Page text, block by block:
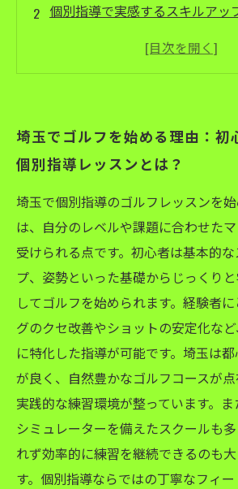
個別指導で実感するスキルアッ
備がもたらす学びの場
初めてのステップから上級者へ
個別指導でゴルフを長く楽しむ
埼玉で選ぶゴルフスクールのポ
徹底解説
個別指導が変えるあなたのゴル
で始める最適なレッスンプラン
埼玉でゴルフを始める理由：初
個別指導レッスンとは？
埼玉で個別指導のゴルフレッスンを
は、自分のレベルや課題に合わせた
受けられる点です。初心者は基本的
プ、姿勢といった基礎からじっくり
してゴルフを始められます。経験者
グのクセ改善やショットの安定化な
に特化した指導が可能です。埼玉は
が良く、自然豊かなゴルフコースが点
実践的な練習環境が整っています。
シミュレーターを備えたスクールも
れず効率的に練習を継続できるのも
す。個別指導ならではの丁寧なフィ